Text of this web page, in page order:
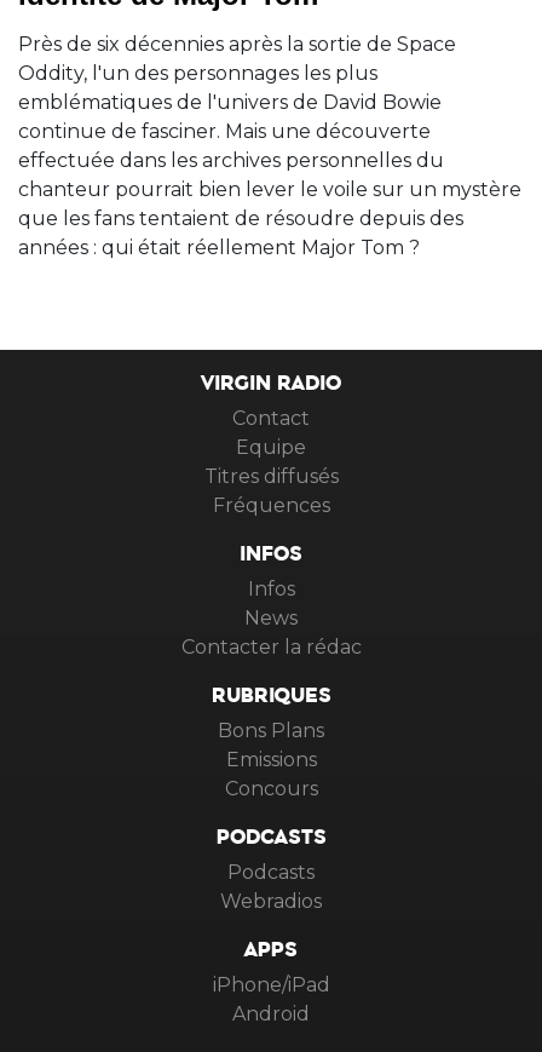
Près de six décennies après la sortie de Space
Oddity, l'un des personnages les plus
emblématiques de l'univers de David Bowie
continue de fasciner. Mais une découverte
effectuée dans les archives personnelles du
chanteur pourrait bien lever le voile sur un mystère
que les fans tentaient de résoudre depuis des
années : qui était réellement Major Tom ?
VIRGIN RADIO
Contact
Equipe
Titres diffusés
Fréquences
INFOS
Infos
News
Contacter la rédac
RUBRIQUES
Bons Plans
Emissions
Concours
PODCASTS
Podcasts
Webradios
APPS
iPhone/iPad
Android